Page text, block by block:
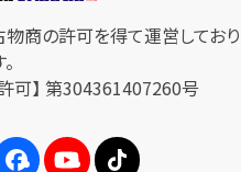
商の許可を得て運営しており
可】 第304361407260号